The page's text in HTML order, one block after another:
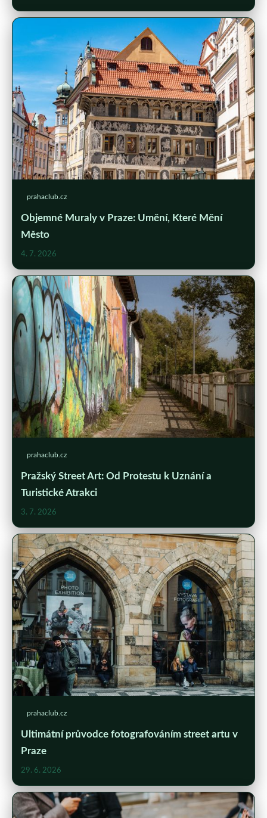
prahaclub.cz
Objemné Muraly v Praze: Umění, Které Mění
Město
4. 7. 2026
prahaclub.cz
Pražský Street Art: Od Protestu k Uznání a
Turistické Atrakci
3. 7. 2026
prahaclub.cz
Ultimátní průvodce fotografováním street artu v
Praze
29. 6. 2026